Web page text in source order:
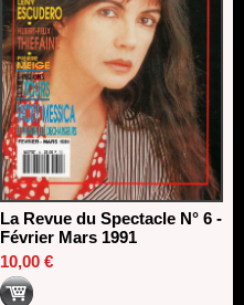
La Revue du Spectacle N° 6 -
Février Mars 1991
10,00 €